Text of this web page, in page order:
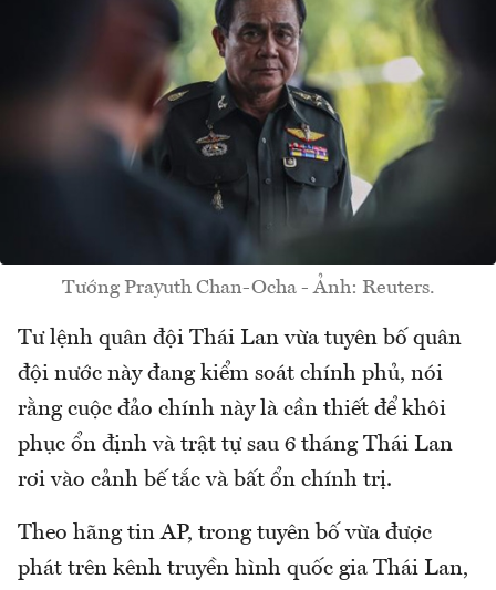
Tướng Prayuth Chan-Ocha - Ảnh: Reuters.
Tư lệnh quân đội Thái Lan vừa tuyên bố quân
đội nước này đang kiểm soát chính phủ, nói
rằng cuộc đảo chính này là cần thiết để khôi
phục ổn định và trật tự sau 6 tháng Thái Lan
rơi vào cảnh bế tắc và bất ổn chính trị.
Theo hãng tin AP, trong tuyên bố vừa được
phát trên kênh truyền hình quốc gia Thái Lan,